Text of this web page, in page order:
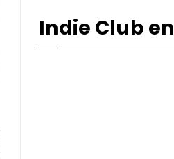
Indie Club